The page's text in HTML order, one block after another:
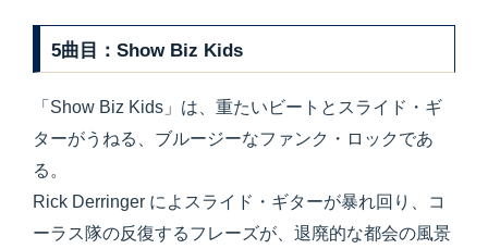
5曲目：Show Biz Kids
「Show Biz Kids」は、重たいビートとスライド・ギ
ターがうねる、ブルージーなファンク・ロックであ
る。
Rick Derringer によスライド・ギターが暴れ回り、コ
ーラス隊の反復するフレーズが、退廃的な都会の風景